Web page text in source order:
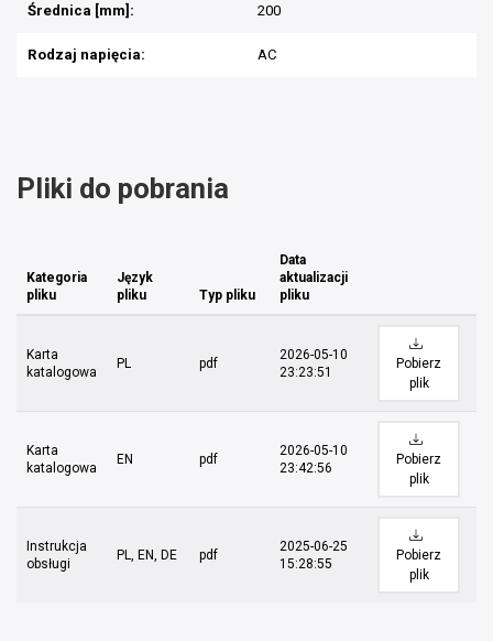
Średnica [mm]: 200
Rodzaj napięcia: AC
Pliki do pobrania
Kategoria
pliku
Język
pliku
Typ pliku
Data
aktualizacji
pliku
Karta
katalogowa
PL pdf
2026-05-10
23:23:51
Pobierz
plik
Karta
katalogowa
EN pdf
2026-05-10
23:42:56
Pobierz
plik
Instrukcja
obsługi
PL, EN, DE pdf
2025-06-25
15:28:55
Pobierz
plik